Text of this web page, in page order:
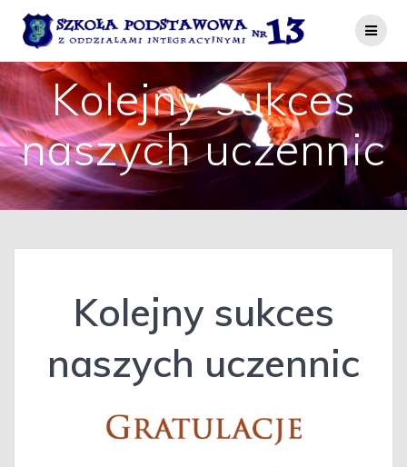
do
treści
Kolejny sukces
naszych uczennic
Kolejny sukces
naszych uczennic